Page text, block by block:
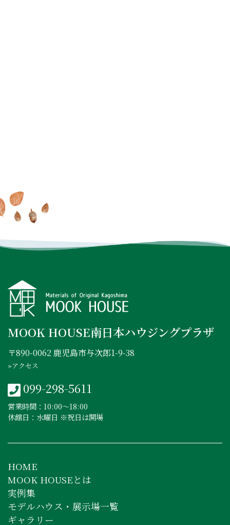
FACEBOOK
MOOK HOUSE南日本ハウジングプラザ
〒890-0062 鹿児島市与次郎1-9-38
»アクセス
099-298-5611
営業時間：10:00〜18:00
休館日：水曜日 ※祝日は開場
HOME
MOOK HOUSEとは
実例集
モデルハウス・展示場一覧
ギャラリー